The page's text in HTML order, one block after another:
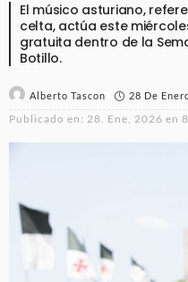
El músico asturiano,
celta, actúa este
gratuita dentro de la
Botillo.
Alberto Tascon 28 De
Publicado en: 28. Ene, 2026 en